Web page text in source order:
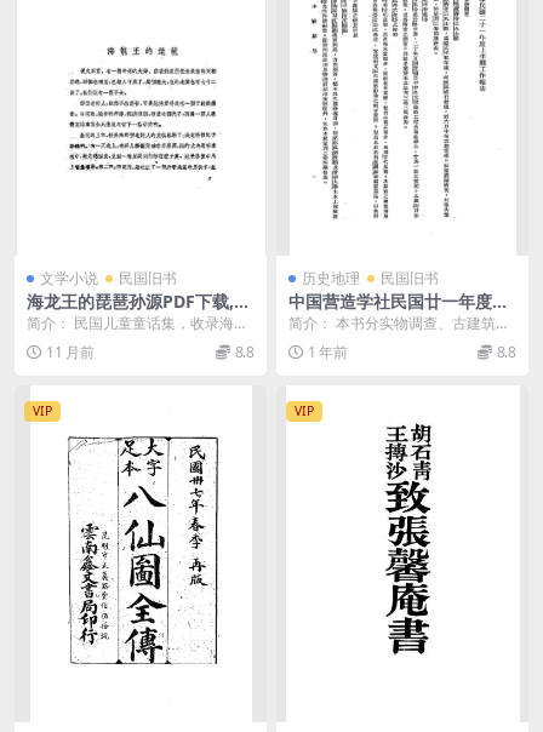
文学小说 民国旧书
海龙王的琵琶孙源PDF下载,民
国儿童童话故事集
简介： 民国儿童童话集，收录海龙
王的琵琶、铜山仙女、四个傻瓜等1
2篇童话故事，孙...
11 月前 8.8
历史地理 民国旧书
中国营造学社民国廿一年度上
半期事业进行状况报告书PDF
下载,中国营造学社史料
简介： 本书分实物调查、古建筑的
修茸计划、古籍的整理、史料文献
的搜集等6部分（共...
1 年前 8.8
VIP VIP